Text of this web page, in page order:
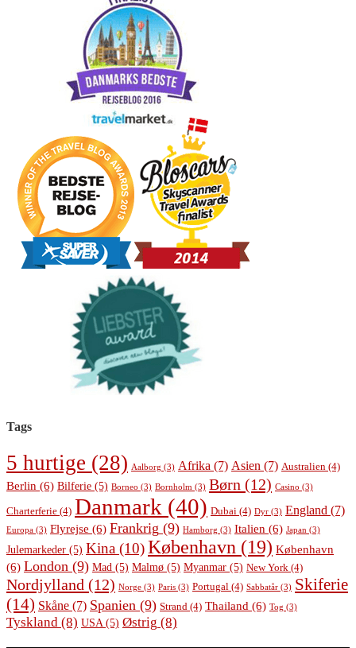
Tags
5 hurtige (28) Aalborg (3) Afrika (7) Asien (7) Australien (4)
Berlin (6) Bilferie (5) Borneo (3) Bornholm (3) Børn (12) Casino (3)
Charterferie (4) Danmark (40) Dubai (4) Dyr (3) England (7)
Europa (3) Flyrejse (6) Frankrig (9) Hamborg (3) Italien (6) Japan (3)
Julemarkeder (5) Kina (10)København (19) København
(6) London (9) Mad (5) Malmø (5) Myanmar (5) New York (4)
Nordjylland (12) Norge (3) Paris (3) Portugal (4) Sabbatår (3) Skiferie
(14) Skåne (7) Spanien (9) Strand (4) Thailand (6) Tog (3)
Tyskland (8) USA (5) Østrig (8)